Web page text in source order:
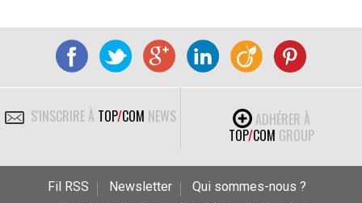
S'INSCRIRE À TOP/COM NEWS
ADHÉRER À
TOP/COM GROUP
Fil RSS Newsletter
Qui sommes-nous ?